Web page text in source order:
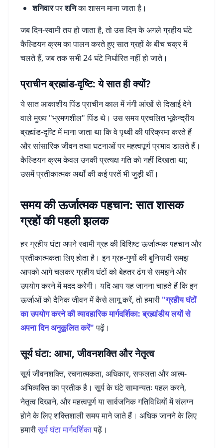
शनिवारपरशनिका शासन माना जाता है।
जब दिन-स्वामी तय हो जाता है, तो उस दिन के अगले ग्रहीय घंटे
कैल्डियन क्रम का पालन करते हुए सात ग्रहों के बीच चक्र में
चलते हैं, जब तक सभी 24 घंटे निर्धारित नहीं हो जाते।
प्राचीन ब्रह्मांड-दृष्टि: ये सात ही क्यों?
ये सात आकाशीय पिंड प्राचीन काल में नंगी आंखों से दिखाई देने
वाले मुख्य "भ्रमणशील" पिंड थे। उस समय प्रचलित भूकेन्द्रीय
ब्रह्मांड-दृष्टि में माना जाता था कि वे पृथ्वी की परिक्रमा करते हैं
और सांसारिक जीवन तथा घटनाओं पर महत्वपूर्ण प्रभाव डालते हैं।
कैल्डियन क्रम केवल उनकी प्रत्यक्ष गति को नहीं दिखाता था;
उसमें प्रतीकात्मक अर्थों की कई परतें भी जुड़ी थीं।
समय की ऊर्जात्मक पहचान: सात शासक
ग्रहों की पहली झलक
हर ग्रहीय घंटा अपने स्वामी ग्रह की विशिष्ट ऊर्जात्मक पहचान और
प्रतीकात्मकता लिए होता है। इन ग्रह-गुणों की बुनियादी समझ
आपको आगे चलकर ग्रहीय घंटों को बेहतर ढंग से समझने और
उपयोग करने में मदद करेगी। यदि आप यह जानना चाहते हैं कि इन
ऊर्जाओं को दैनिक जीवन में कैसे लागू करें, तो हमारी "ग्रहीय घंटों
का उपयोग करने की व्यावहारिक मार्गदर्शिका: ब्रह्मांडीय लयों से
अपना दिन अनुकूलित करें"पढ़ें।
सूर्य घंटा: आभा, जीवनशक्ति और नेतृत्व
सूर्य जीवनशक्ति, रचनात्मकता, अधिकार, सफलता और आत्म-
अभिव्यक्ति का प्रतीक है। सूर्य के घंटे सामान्यतः पहल करने,
नेतृत्व दिखाने, और महत्वपूर्ण या सार्वजनिक गतिविधियों में संलग्न
होने के लिए शक्तिशाली समय माने जाते हैं। अधिक जानने के लिए
हमारीसूर्य घंटा मार्गदर्शिकापढ़ें।